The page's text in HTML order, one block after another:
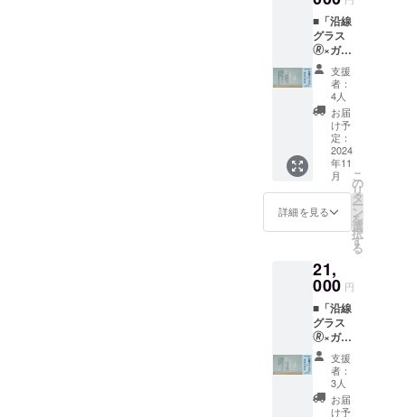
す。 ・
支援総
額が目
標に達
した時
点から
制作を
スター
トし
て、完
成後に
お届け
しま
し支援
総額が
かった
場合は
返金と
なりま
す（All-
or-
Nothing
方式）
した時
点から
制作を
スター
トし
て、完
成後に
お届け
しま
す。も
し支援
総額が
目標に
かった
場合は
す（All-
or-
Nothing
方式）
・オン
ライン
で販売
するの
は、今
回のク
15.2cm
／
435ml
／ソー
ダガラ
意事
項】 ・
個数
は、1種
類×2個
です。
・送料
込みの
金額と
額が目
標に達
した時
点から
制作を
スター
トし
て、完
成後に
お届け
インver.
あだち
の駅×2
個 【商
品説
明】 今
回限り
となる
特別な
「沿線
グラス
🄬」で
す。
「想造
楽工」
暮里・
舎人ラ
イナー
の駅
（見沼
代親水
公園～
足立小
台）＆
東武ス
カイツ
■「沿線
グラス
🄬×ガチ
アダ
チ」日
暮里・
舎人ラ
イナー
ver.あだ
ちの駅
×4個
【商品
説明】
今回限
りとな
る特別
線グラ
ス🄬」
です。
「想造
楽工」
が、足
立区に
ある日
暮里・
舎人ラ
イナー
支援
者：
4人
お届
け予
定：
2024
年11
月
詳細を見る
こ
の
リ
タ
ー
ン
を
選
択
す
る
21,
000 円
■「沿線
グラス
🄬×ガチ
アダ
チ」東
武スカ
イツ
リーラ
支援
者：
3人
お届
け予